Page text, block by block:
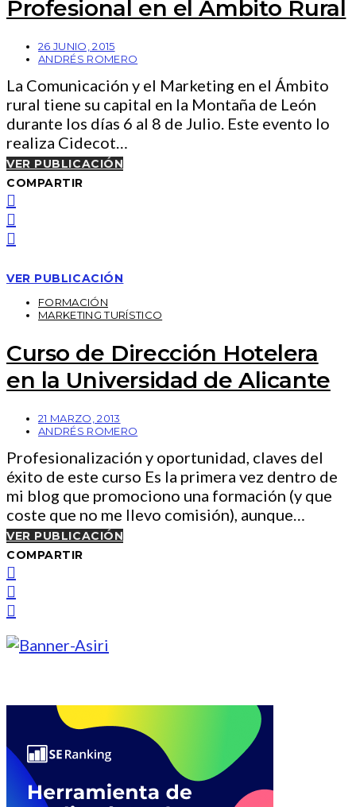
Profesional en el Ámbito Rural
26 JUNIO, 2015
ANDRÉS ROMERO
La Comunicación y el Marketing en el Ámbito
rural tiene su capital en la Montaña de León
durante los días 6 al 8 de Julio. Este evento lo
realiza Cidecot…
VER PUBLICACIÓN
COMPARTIR
VER PUBLICACIÓN
FORMACIÓN
MARKETING TURÍSTICO
Curso de Dirección Hotelera
en la Universidad de Alicante
21 MARZO, 2013
ANDRÉS ROMERO
Profesionalización y oportunidad, claves del
éxito de este curso Es la primera vez dentro de
mi blog que promociono una formación (y que
coste que no me llevo comisión), aunque…
VER PUBLICACIÓN
COMPARTIR